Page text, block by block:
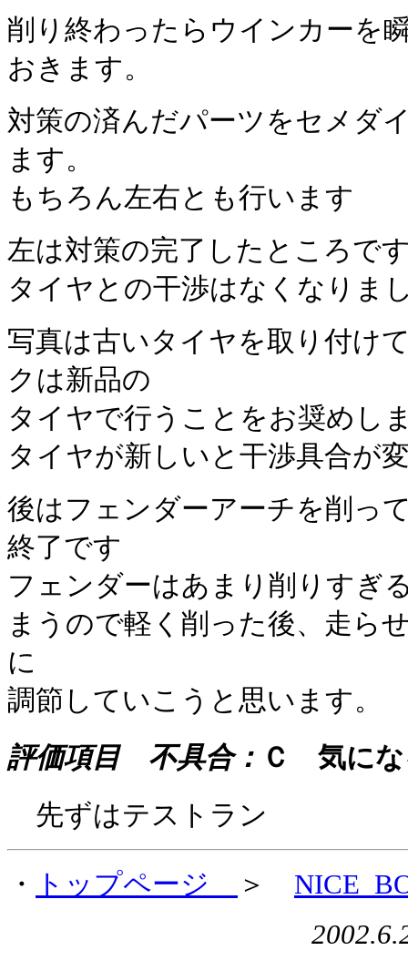
削り終わったらウインカーを
おきます。
対策の済んだパーツをセメダ
ます。
もちろん左右とも行います
左は対策の完了したところで
タイヤとの干渉はなくなりま
写真は古いタイヤを取り付け
クは新品の
タイヤで行うことをお奨めし
タイヤが新しいと干渉具合が
後はフェンダーアーチを削っ
終了です
フェンダーはあまり削りすぎ
まうので軽く削った後、走ら
に
調節していこうと思います。
評価項目 不具合： Ｃ 気にな
先ずはテストラン
・ トップページ ＞